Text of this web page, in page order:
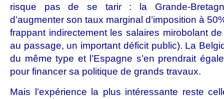
risque pas de se tarir : la Grande-
d’augmenter son taux marginal d’imposition à
frappant indirectement les salaires mirobolant
au passage, un important déficit public). La
du même type et l’Espagne s’en prendrait
pour financer sa politique de grands travaux.
Mais l’expérience la plus intéressante reste